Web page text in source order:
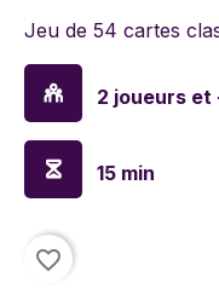
Jeu de 54 cartes
2 joueurs et
15 min
favorite_border